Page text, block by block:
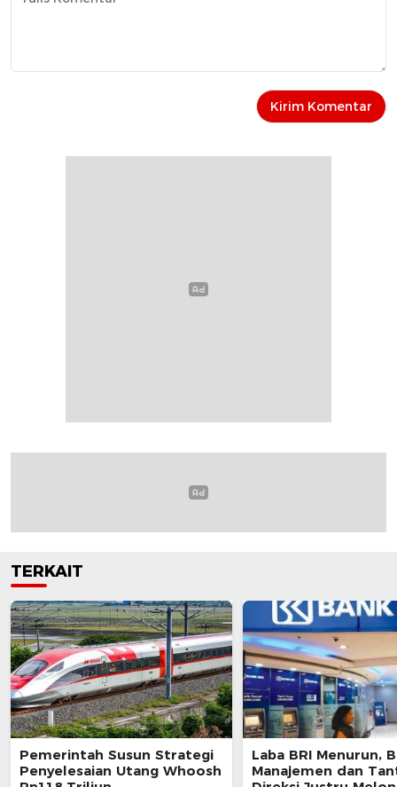
TERKAIT
Pemerintah Susun Strategi
Penyelesaian Utang Whoosh
Laba BRI Menurun,
Manajemen dan